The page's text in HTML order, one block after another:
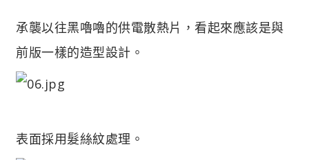
承襲以往黑嚕嚕的供電散熱片，看起來應該是與
前版一樣的造型設計。
表面採用髮絲紋處理。